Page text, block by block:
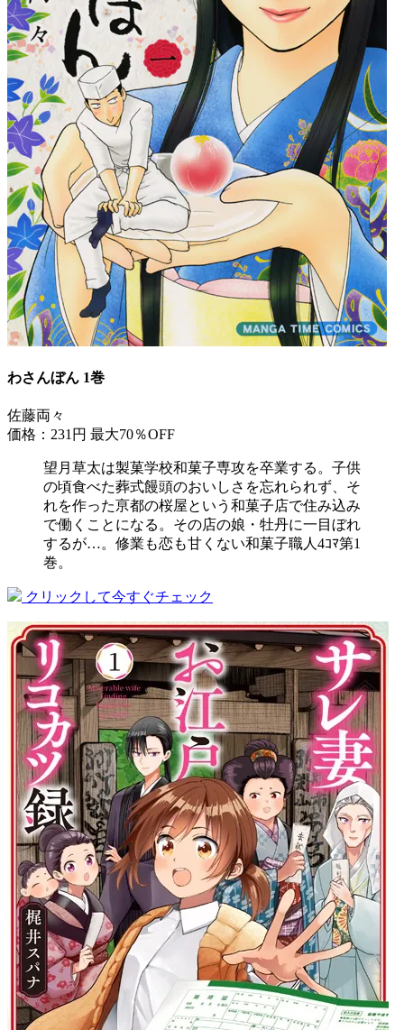
わさんぼん 1巻
佐藤両々
価格：231円 最大70％OFF
望月草太は製菓学校和菓子専攻を卒業する。子供
の頃食べた葬式饅頭のおいしさを忘れられず、そ
れを作った亰都の桜屋という和菓子店で住み込み
で働くことになる。その店の娘・牡丹に一目ぼれ
するが…。修業も恋も甘くない和菓子職人4ｺﾏ第1
巻。
クリックして今すぐチェック